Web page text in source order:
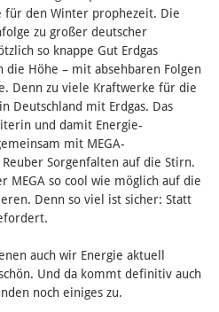
für den Winter prophezeit. Die
zu großer deutscher
so knappe Gut Erdgas
die Höhe – mit absehbaren Folgen
Denn zu viele Kraftwerke für die
Deutschland mit Erdgas. Das
und damit Energie-
mit MEGA-
Sorgenfalten auf die Stirn.
MEGA so cool wie möglich auf die
Denn so viel ist sicher: Statt
auch wir Energie aktuell
Und da kommt definitiv auch
noch einiges zu.